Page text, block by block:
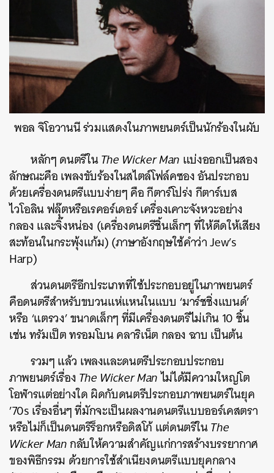
พอล จิโอวานนี ร่วมแสดงในภาพยนตร์เป็นนักร้องในผับ
หลักๆ ดนตรีในThe Wicker Man แบ่งออกเป็นสอง
ลักษณะคือ เพลงขับร้องในสไตล์โฟล์คซอง อันประกอบ
ด้วยเครื่องดนตรีแบบง่ายๆ คือ กีตาร์โปร่ง กีตาร์เบส
ไวโอลิน ฟลุ๊ตหรือเรคอร์เดอร์ เครื่องเคาะจังหวะอย่าง
กลอง และจิ๊งหน่อง (เครื่องดนตรีชิ้นเล็กๆ ที่ให้ดีดให้เสียง
สะท้อนในกระพุ้งแก้ม) (ภาษาอังกฤษใช้คำว่า Jew’s
Harp)
ส่วนดนตรีอีกประเภทที่ใช้ประกอบอยู่ในภาพยนตร์
คือดนตรีสำหรับขบวนแห่แหนในแบบ ‘มาร์ชชิ่งแบนด์’
หรือ ‘แตรวง’ ขนาดเล็กๆ ที่มีเครื่องดนตรีไม่เกิน 10 ชิ้น
เช่น ทรัมเป็ต ทรอมโบน คลาริเน็ต กลอง ฉาบ เป็นต้น
รวมๆ แล้ว เพลงและดนตรีประกอบประกอบ
ภาพยนตร์เรื่องThe Wicker Manไม่ได้มีความใหญ่โต
โอฬารแต่อย่างใด ผิดกับดนตรีประกอบภาพยนตร์ในยุค
’70s เรื่องอื่นๆ ที่มักจะเป็นผลงานดนตรีแบบออร์เคสตรา
หรือไม่ก็เป็นดนตรีร็อกหรือดิสโก้ แต่ดนตรีในThe
Wicker Manกลับให้ความสำคัญแก่การสร้างบรรยากาศ
ของพิธีกรรม ด้วยการใช้สำเนียงดนตรีแบบยุคกลาง
SHARE TWEET LINE EMAIL